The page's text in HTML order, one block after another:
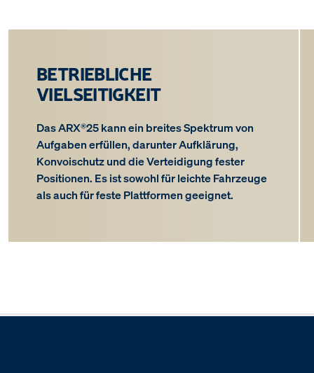
BETRIEBLICHE
VIELSEITIGKEIT
Das ARX®25 kann ein breites Spektrum von
Aufgaben erfüllen, darunter Aufklärung,
Konvoischutz und die Verteidigung fester
Positionen. Es ist sowohl für leichte Fahrzeuge
als auch für feste Plattformen geeignet.